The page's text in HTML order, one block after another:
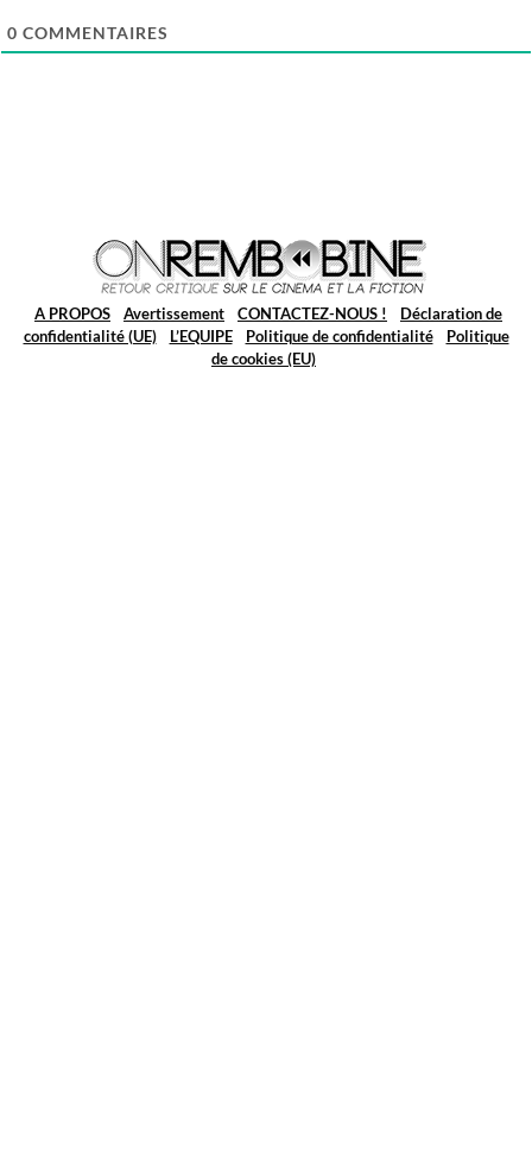
0 COMMENTAIRES
A PROPOS Avertissement CONTACTEZ-NOUS !
Déclaration de
confidentialité (UE)
L’EQUIPE Politique de confidentialité
Politique
de cookies (EU)